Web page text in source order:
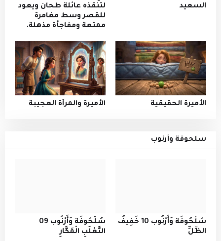
السعيد
لتنقذه عائلة طحان ويعود
للقصر وسط مغامرة
ممتعة ومفاجأة مذهلة.
الأميرة الحقيقية الأميرة والمرآة العجيبة
سلحوفة وأرنوب
سُلْحُوفَة وَأَرْنُوب 10 خَفِيفُ
الظِّلِّ
سُلْحُوفَة وَأَرْنُوب 09
الثَّعْلَبِ الْمَكَّارِ